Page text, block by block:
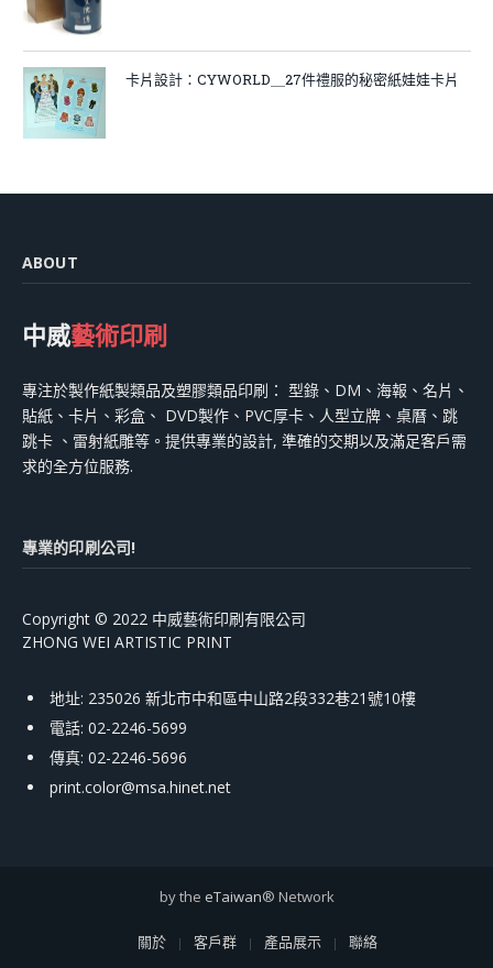
卡片設計：CYWORLD＿27件禮服的秘密紙娃娃卡片
ABOUT
中威藝術印刷
專注於製作紙製類品及塑膠類品印刷： 型錄、DM、海報、名片、
貼紙、卡片、彩盒、 DVD製作、PVC厚卡、人型立牌、桌曆、跳
跳卡 、雷射紙雕等。提供專業的設計, 準確的交期以及滿足客戶需
求的全方位服務.
專業的印刷公司!
Copyright © 2022 中威藝術印刷有限公司
ZHONG WEI ARTISTIC PRINT
地址: 235026 新北市中和區中山路2段332巷21號10樓
電話: 02-2246-5699
傳真: 02-2246-5696
print.color@msa.hinet.net
by the eTaiwan® Network
關於 客戶群 產品展示 聯絡